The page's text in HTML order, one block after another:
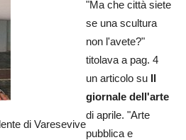
di Varesevive
"Ma che città siete
se una scultura
non l'avete?"
titolava a pag. 4
un articolo su Il
giornale dell'arte
di aprile. "Arte
pubblica e